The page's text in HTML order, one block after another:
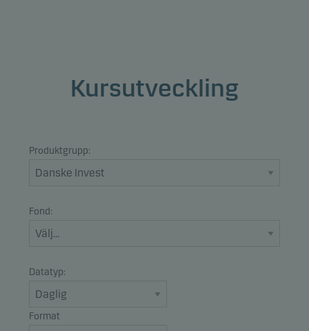
Kursutveckling
Produktgrupp:
Fond:
Datatyp:
Format